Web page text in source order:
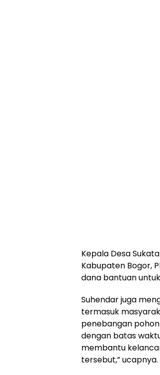
Kepala Desa
Kabupaten Bogor,
dana bantuan
Suhendar juga
termasuk
penebangan
dengan batas
membantu
tersebut,” ucapnya.